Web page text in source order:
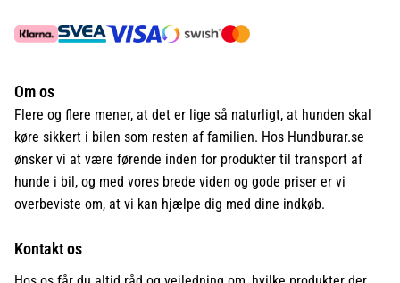
Om os
Flere og flere mener, at det er lige så naturligt, at hunden skal
køre sikkert i bilen som resten af familien. Hos Hundburar.se
ønsker vi at være førende inden for produkter til transport af
hunde i bil, og med vores brede viden og gode priser er vi
overbeviste om, at vi kan hjælpe dig med dine indkøb.
Kontakt os